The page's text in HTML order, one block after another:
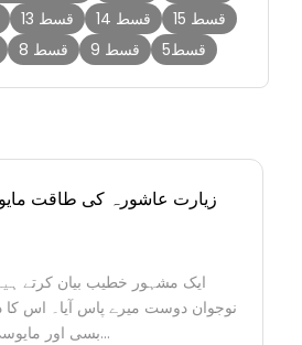
زیارت عاشورہ کی طاقت
نوجوان دوست میرے پاس آیا۔ اس کا
بسی اور مایوسی کی حالت میں کہنے...
قسط 13 قسط 14
قسط 15
قسط 8 قسط 9 قسط5